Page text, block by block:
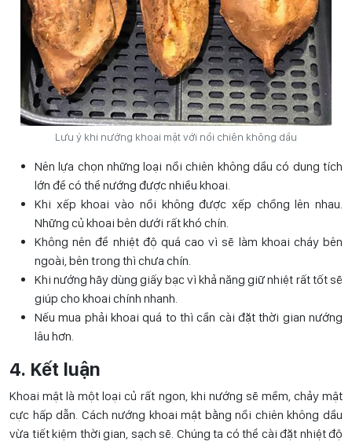
Lưu ý khi nướng khoai mật với nồi chiên không dầu
Nên lựa chọn những loại nồi chiên không dầu có dung tích
lớn để có thể nướng được nhiều khoai.
Khi xếp khoai vào nồi không được xếp chồng lên nhau.
Những củ khoai bên dưới rất khó chín.
Không nên để nhiệt độ quá cao vì sẽ làm khoai cháy bên
ngoài, bên trong thì chưa chín.
Khi nướng hãy dùng giấy bạc vì khả năng giữ nhiệt rất tốt sẽ
giúp cho khoai chính nhanh.
Nếu mua phải khoai quá to thì cần cài đặt thời gian nướng
lâu hơn.
4. Kết luận
Khoai mật là một loại củ rất ngon, khi nướng sẽ mềm, chảy mật
cực hấp dẫn. Cách nướng khoai mật bằng nồi chiên không dầu
vừa tiết kiệm thời gian, sạch sẽ. Chúng ta có thể cài đặt nhiệt độ